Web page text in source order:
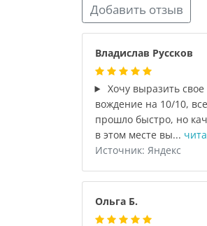
Добавить отзыв
Владислав Руссков
Хочу выразить
вождение на 10/10,
прошло быстро, но
в этом месте вы...
Источник: Яндекс
Ольга Б.